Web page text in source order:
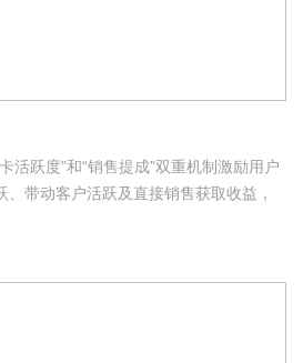
活跃度”和“销售提成”双重机制激励用户
带动客户活跃及直接销售获取收益，